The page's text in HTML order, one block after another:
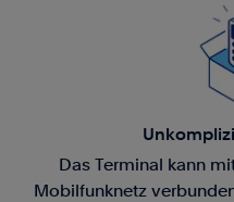
Das Terminal kann
Mobilfunknetz